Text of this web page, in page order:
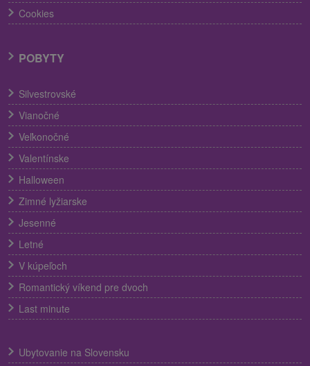
Cookies
POBYTY
Silvestrovské
Vianočné
Veľkonočné
Valentínske
Halloween
Zimné lyžiarske
Jesenné
Letné
V kúpeľoch
Romantický víkend pre dvoch
Last minute
Ubytovanie na Slovensku